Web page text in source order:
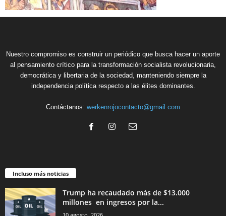
Nuestro compromiso es construir un periódico que busca hacer un aporte
al pensamiento crítico para la transformación socialista revolucionaria,
democrática y libertaria de la sociedad, manteniendo siempre la
independencia política respecto a las élites dominantes.
Contáctanos: werkenrojocontacto@gmail.com
Incluso más noticias
Trump ha recaudado más de $13.000
millones en ingresos por la...